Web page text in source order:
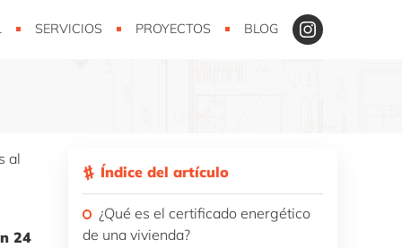
SERVICIOS PROYECTOS BLOG
al
24
Índice del artículo
¿Qué es el certificado energético
de una vivienda?